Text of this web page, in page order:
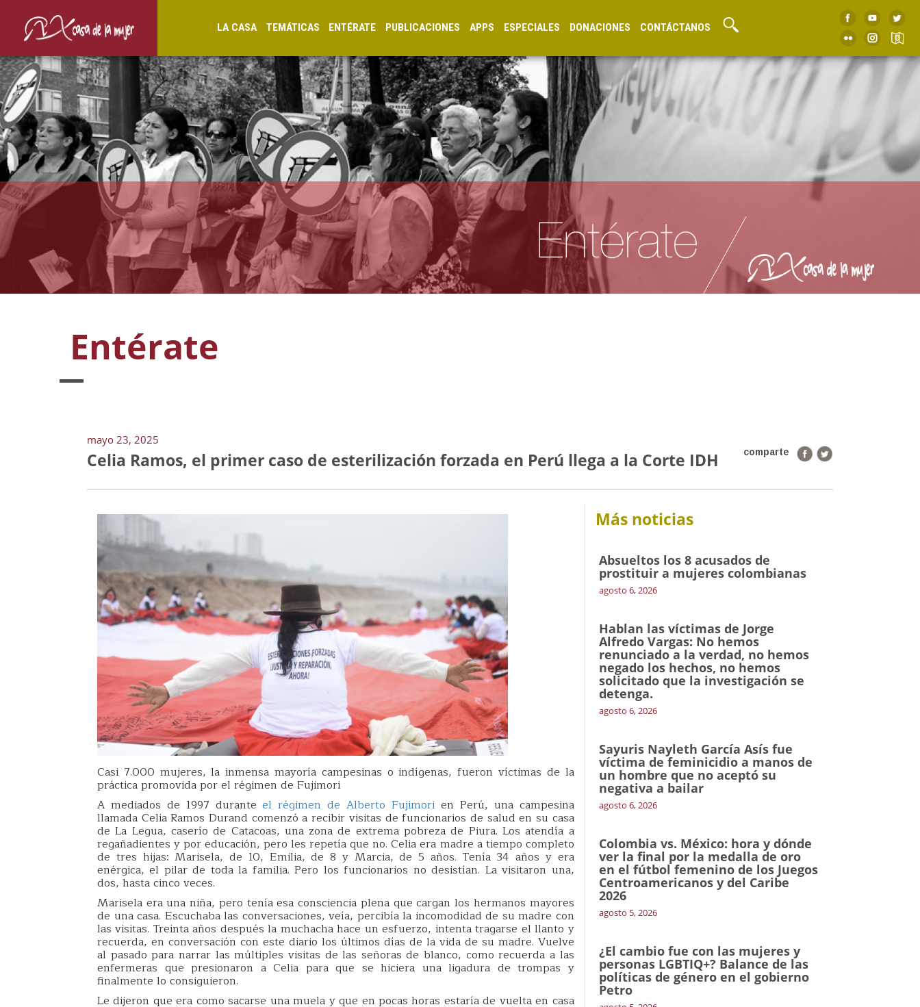
LA CASA TEMÁTICAS ENTÉRATE PUBLICACIONES APPS ESPECIALES DONACIONES CONTÁCTANOS
Entérate
mayo 23, 2025
comparte
Celia Ramos, el primer caso de esterilización forzada en Perú llega a la Corte IDH
Casi 7.000 mujeres, la inmensa mayoría campesinas o indígenas, fueron víctimas de la
práctica promovida por el régimen de Fujimori
A mediados de 1997 duranteel régimen de Alberto Fujimori en Perú, una campesina
llamada Celia Ramos Durand comenzó a recibir visitas de funcionarios de salud en su casa
de La Legua, caserío de Catacoas, una zona de extrema pobreza de Piura. Los atendía a
regañadientes y por educación, pero les repetía que no. Celia era madre a tiempo completo
de tres hijas: Marisela, de 10, Emilia, de 8 y Marcia, de 5 años. Tenía 34 años y era
enérgica, el pilar de toda la familia. Pero los funcionarios no desistían. La visitaron una,
dos, hasta cinco veces.
Marisela era una niña, pero tenía esa consciencia plena que cargan los hermanos mayores
de una casa. Escuchaba las conversaciones, veía, percibía la incomodidad de su madre con
las visitas. Treinta años después la muchacha hace un esfuerzo, intenta tragarse el llanto y
recuerda, en conversación con este diario los últimos días de la vida de su madre. Vuelve
al pasado para narrar las múltiples visitas de las señoras de blanco, como recuerda a las
enfermeras que presionaron a Celia para que se hiciera una ligadura de trompas y
finalmente lo consiguieron.
Le dijeron que era como sacarse una muela y que en pocas horas estaría de vuelta en casa
Más noticias
Absueltos los 8 acusados de
prostituir a mujeres colombianas
agosto 6, 2026
Hablan las víctimas de Jorge
Alfredo Vargas: No hemos
renunciado a la verdad, no hemos
negado los hechos, no hemos
solicitado que la investigación se
detenga.
agosto 6, 2026
Sayuris Nayleth García Asís fue
víctima de feminicidio a manos de
un hombre que no aceptó su
negativa a bailar
agosto 6, 2026
Colombia vs. México: hora y dónde
ver la final por la medalla de oro
en el fútbol femenino de los Juegos
Centroamericanos y del Caribe
2026
agosto 5, 2026
¿El cambio fue con las mujeres y
personas LGBTIQ+? Balance de las
políticas de género en el gobierno
Petro